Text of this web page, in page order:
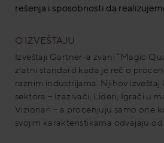
rešenja i sposobnosti da
O IZVEŠTAJU
Izveštaji Gartner-a zvani “Magic
zlatni standard kada je reč o
raznim industrijama. Njihov izveštaj
sektora – Izazivači, Lideri, Igrači u
Vizionari – a procenjuju samo one
svojim karakteristikama odvajaju